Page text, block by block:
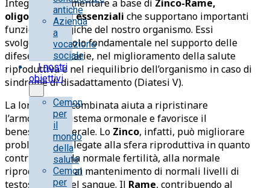
antiche
Azienda
a
vocazione
sociale
I nostri
obiettivi
Cemon
per
il
mondo
della
salute
Cemon
per
Integratore alimentare a base di Zinco-Rame,
oligoelementiessenziali che supportano importanti
funzioni biologiche del nostro organismo. Essi
svolgono un ruolo fondamentale nel supporto delle
difese immunitarie, nel miglioramento della salute
riproduttiva e nel riequilibrio dell’organismo in caso di
sindrome di disadattamento (Diatesi V).
La loro azione combinata aiuta a ripristinare
l’armonia del sistema ormonale e favorisce il
benessere generale. Lo Zinco, infatti, può migliorare
problematiche legate alla sfera riproduttiva in quanto
contribuisce alla normale fertilità, alla normale
riproduzione e al mantenimento di normali livelli di
testosterone nel sangue. Il Rame, contribuendo al